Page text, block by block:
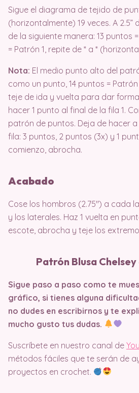
Sigue el diagrama de tejido de
(horizontalmente) 19 veces. A
de la siguiente manera: 13 puntos
= Patrón 1, repite de * a *
Nota: El medio punto alto del
como un punto, 14 puntos = Patrón
teje de ida y vuelta para dar
hacer 1 punto al final de la fila 1.
patrón de puntos. Deja de hacer
fila: 3 puntos, 2 puntos (3x) y 1
comienzo, abrocha.
Acabado
Cose los hombros (2.75″) a cada
y los laterales. Haz 1 vuelta en
escote, abrocha y teje los
Patrón Blusa
Sigue paso a paso como te
gráfico, si tienes alguna
no dudes en escribirnos y te
mucho gusto tus dudas.
Suscríbete en nuestro canal de
métodos fáciles que te serán de
proyectos en crochet.